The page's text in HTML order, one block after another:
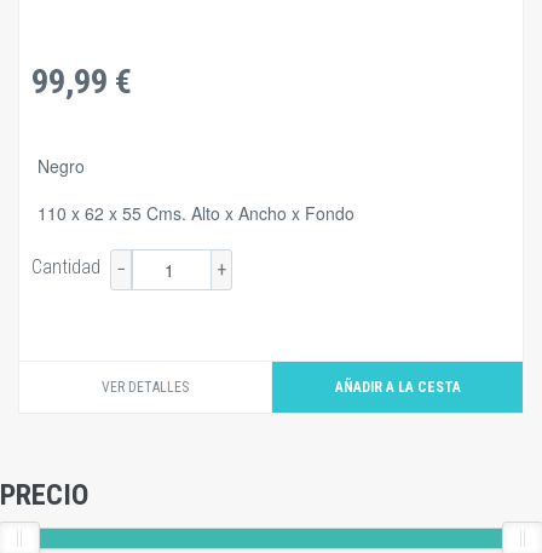
99,99 €
Negro
110 x 62 x 55 Cms. Alto x Ancho x Fondo
Cantidad − +
VER DETALLES
PRECIO